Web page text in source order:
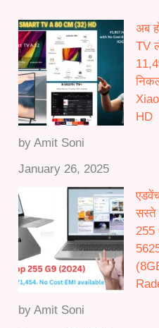
.
0
0
r
o
u
g
h
₹
5
,
0
0
0
.
0
0
अब
TV
HD
by Amit Soni
January 26, 2025
सस्ते
255
by Amit Soni